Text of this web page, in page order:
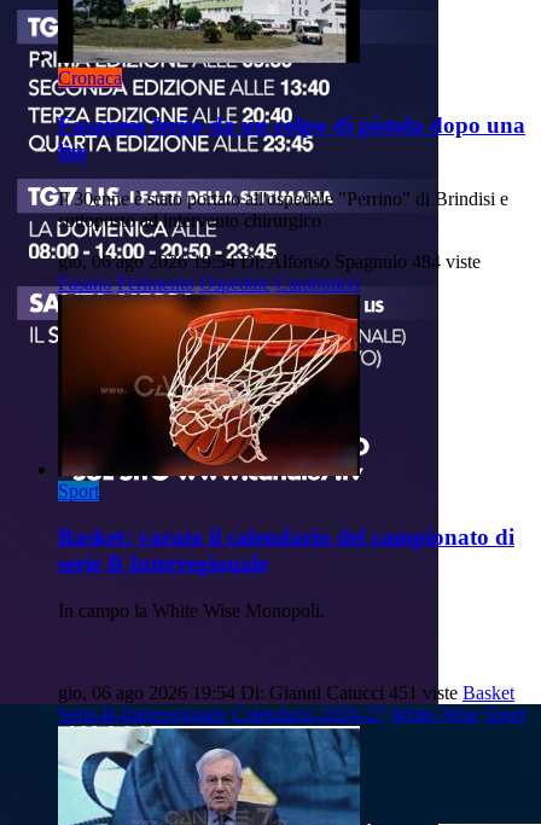
Cronaca
Fasanese ferito da un colpo di pistola dopo una
lite
Il 30enne è stato portato all'ospedale "Perrino" di Brindisi e
sottoposto ad intervento chirurgico
gio, 06 ago 2026 19:54 Di: Alfonso Spagnulo 484 viste
Fasano Ferimento Ospedale Carabinieri
Sport
Basket: varato il calendario del campionato di
serie B Interregionale
In campo la White Wise Monopoli.
gio, 06 ago 2026 19:54 Di: Gianni Catucci 451 viste Basket
Serie-B-Interregionale Calendario-2026-27 White-Wise Sport